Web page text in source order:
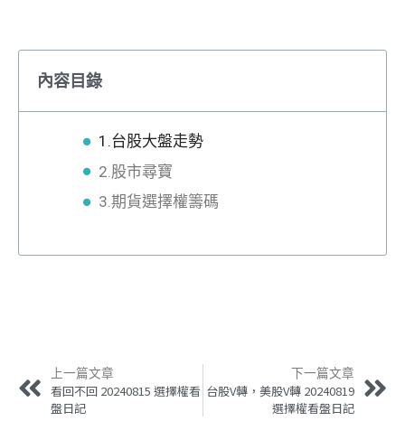
內容目錄
1.台股大盤走勢
2.股市尋寶
3.期貨選擇權籌碼
上一篇文章
看回不回 20240815 選擇權看
盤日記
下一篇文章
台股V轉，美股V轉 20240819
選擇權看盤日記